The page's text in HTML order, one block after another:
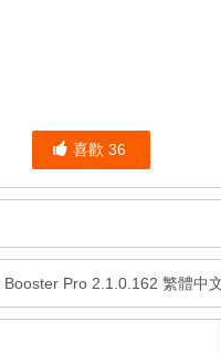
喜歡 36
Booster Pro 2.1.0.162 繁體中